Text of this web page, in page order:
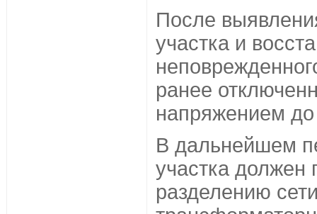
После
участка и
ранее
напряжением
В дальнейшем
участка должен
разделению